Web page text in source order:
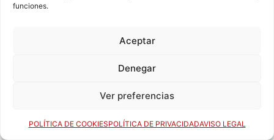
funciones.
Aceptar
Denegar
Ver preferencias
POLÍTICA DE COOKIESPOLÍTICA DE PRIVACIDADAVISO LEGAL
TEMPORADA 2015-16